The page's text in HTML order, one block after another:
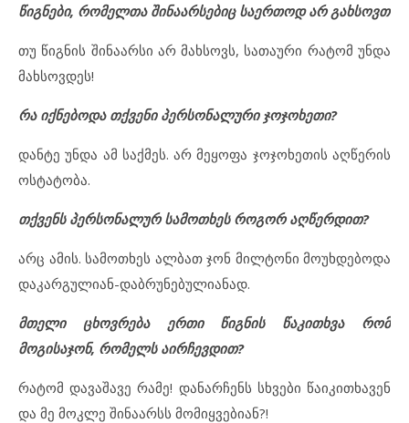
წიგნები, რომელთა შინაარსებიც საერთოდ არ გახსოვთ
თუ წიგნის შინაარსი არ მახსოვს, სათაური რატომ უნდა
მახსოვდეს!
რა იქნებოდა თქვენი პერსონალური ჯოჯოხეთი?
დანტე უნდა ამ საქმეს. არ მეყოფა ჯოჯოხეთის აღწერის
ოსტატობა.
თქვენს პერსონალურ სამოთხეს როგორ აღწერდით?
არც ამის. სამოთხეს ალბათ ჯონ მილტონი მოუხდებოდა
დაკარგულიან-დაბრუნებულიანად.
მთელი ცხოვრება ერთი წიგნის წაკითხვა რომ
მოგისაჯონ, რომელს აირჩევდით?
რატომ დავაშავე რამე! დანარჩენს სხვები წაიკითხავენ
და მე მოკლე შინაარსს მომიყვებიან?!